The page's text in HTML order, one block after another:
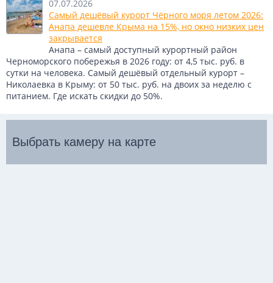
07.07.2026
Самый дешёвый курорт Чёрного моря летом 2026:
Анапа дешевле Крыма на 15%, но окно низких цен
закрывается
Анапа – самый доступный курортный район
Черноморского побережья в 2026 году: от 4,5 тыс. руб. в
сутки на человека. Самый дешёвый отдельный курорт –
Николаевка в Крыму: от 50 тыс. руб. на двоих за неделю с
питанием. Где искать скидки до 50%.
Выбрать камеру на карте